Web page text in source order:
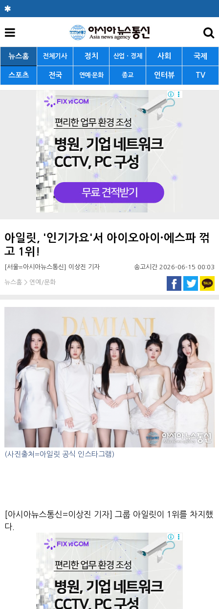
뉴스홈 전체기사 정치 산업ㆍ경제 사회 국제
스포츠 전국 연예·문화 종교 인터뷰 TV
아일릿, '인기가요'서 아이오아이·에스파 꺾
고 1위!
[서울=아시아뉴스통신] 이상진 기자 송고시간 2026-06-15 00:03
뉴스홈 > 연예/문화
(사진출처=아일릿 공식 인스타그램)
[아시아뉴스통신=이상진 기자] 그룹 아일릿이 1위를 차지했
다.